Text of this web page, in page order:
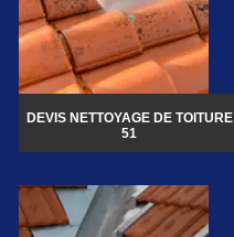
DEVIS NETTOYAGE DE TOITURE
51